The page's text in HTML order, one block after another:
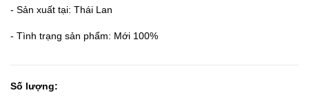
- Sản xuất tại: Thái Lan
- Tình trạng sản phẩm: Mới 100%
Số lượng: